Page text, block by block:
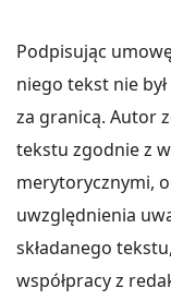
Podpisując
niego tekst nie
za granicą. Autor
tekstu zgodnie z
merytorycznymi,
uwzględnienia
składanego
współpracy z